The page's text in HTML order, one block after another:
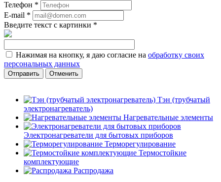
Телефон *
E-mail *
Введите текст с картинки *
Нажимая на кнопку, я даю согласие на обработку своих
персональных данных
Отменить
Тэн (трубчатый
электронагреватель)
Нагревательные элементы
Электронагреватели для бытовых приборов
Терморегулирование
Термостойкие
комплектующие
Распродажа